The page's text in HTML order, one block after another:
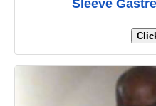
Sleeve